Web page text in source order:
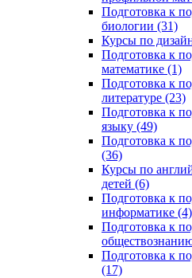
Подготовка к
биологии (31)
Курсы по
Подготовка к
математике (1)
Подготовка к
литературе (23)
Подготовка к
языку (49)
Подготовка к
(36)
Курсы по
детей (6)
Подготовка к
информатике (4)
Подготовка к
Подготовка к
(17)